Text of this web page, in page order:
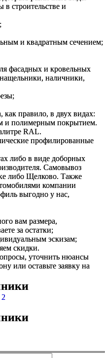
в строительстве и
и квадратным сечением;
фасадных и кровельных
наличники,
как правило, в двух видах:
и полимерным покрытием.
RAL.
профилированные
либо в виде доборных
Самовывоз
либо Щелково. Также
компании
выгодно у нас,
вам размера,
за остатки;
эскизам;
скидки.
уточнить нюансы
или оставьте заявку на